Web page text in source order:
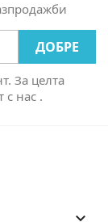
За целта
с нас .